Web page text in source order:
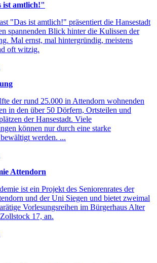
ist amtlich!"
"Das ist amtlich!" präsentiert die Hansestadt
spannenden Blick hinter die Kulissen der
Mal ernst, mal hintergründig, meistens
oft witzig.
der rund 25.000 in Attendorn wohnenden
in den über 50 Dörfern, Ortsteilen und
der Hansestadt. Viele
können nur durch eine starke
werden. ...
Attendorn
ist ein Projekt des Seniorenrates der
und der Uni Siegen und bietet zweimal
Vorlesungsreihen im Bürgerhaus Alter
17, an.